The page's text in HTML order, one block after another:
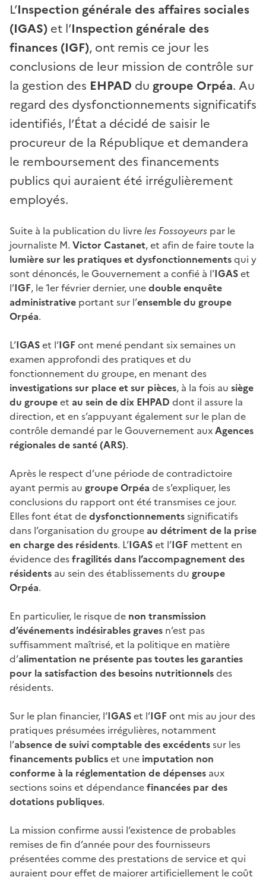
L’Inspection générale des affaires sociales
(IGAS) et l’Inspection générale des
finances (IGF), ont remis ce jour les
conclusions de leur mission de contrôle sur
la gestion des EHPAD du groupe Orpéa. Au
regard des dysfonctionnements significatifs
identifiés, l’État a décidé de saisir le
procureur de la République et demandera
le remboursement des financements
publics qui auraient été irrégulièrement
employés.
Suite à la publication du livreles Fossoyeurs par le
journaliste M. Victor Castanet, et afin de faire toute la
lumière sur les pratiques et dysfonctionnementsqui y
sont dénoncés, le Gouvernement a confié à l’IGASet
l’IGF, le 1er février dernier, unedouble enquête
administrative portant sur l’ensemble du groupe
Orpéa.
L’IGASet l’IGFont mené pendant six semaines un
examen approfondi des pratiques et du
fonctionnement du groupe, en menant des
investigations sur place et sur pièces, à la fois au siège
du groupeet au sein de dix EHPAD dont il assure la
direction, et en s’appuyant également sur le plan de
contrôle demandé par le Gouvernement auxAgences
régionales de santé (ARS).
Après le respect d’une période de contradictoire
ayant permis au groupe Orpéa de s’expliquer, les
conclusions du rapport ont été transmises ce jour.
Elles font état dedysfonctionnementssignificatifs
dans l’organisation du groupeau détriment de la prise
en charge des résidents. L’IGASet l’IGF mettent en
évidence desfragilités dans l’accompagnement des
résidents au sein des établissements du groupe
Orpéa.
En particulier, le risque de non transmission
d’événements indésirables graves n’est pas
suffisamment maîtrisé, et la politique en matière
d’alimentation ne présente pas toutes les garanties
pour la satisfaction des besoins nutritionnelsdes
résidents.
Sur le plan financier, l’IGASet l’IGFont mis au jour des
pratiques présumées irrégulières, notamment
l’absence de suivi comptable des excédentssur les
financements publicset une imputation non
conforme à la réglementation de dépenses aux
sections soins et dépendancefinancées par des
dotations publiques.
La mission confirme aussi l’existence de probables
remises de fin d’année pour des fournisseurs
présentées comme des prestations de service et qui
auraient pour effet de majorer artificiellement le coût